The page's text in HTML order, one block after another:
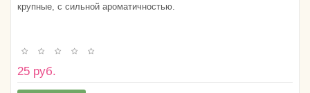
крупные, с сильной ароматичностью.
25 руб.